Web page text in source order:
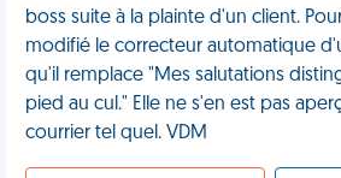
boss suite à la plainte d'un client.
modifié le correcteur automatique
qu'il remplace "Mes salutations
pied au cul." Elle ne s'en est pas
courrier tel quel. VDM